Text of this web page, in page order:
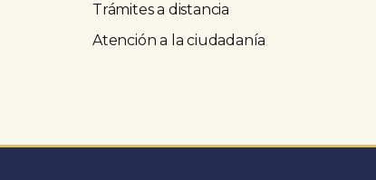
Trámites a distancia
Atención a la ciudadanía